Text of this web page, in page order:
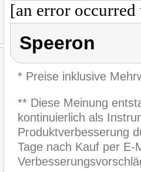
[an error
Speeron
* Preise inklusive
** Diese Meinung
kontinuierlich als
Produktverbesserung
Tage nach Kauf per E-